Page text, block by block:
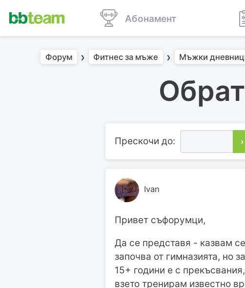
Абонамент
Форум Фитнес за мъже Мъжки
Прескочи до: ›
Ivan
Привет съфорумци,
Да се представя - казвам
започва от гимназията, но
15+ години е с
взето тренирам известно